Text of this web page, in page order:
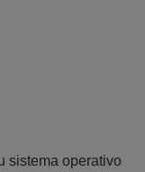
sistema operativo